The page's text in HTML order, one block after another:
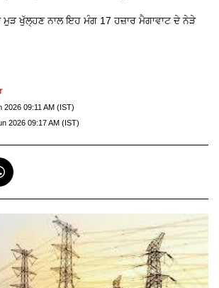
ਖੁੱਲ੍ਹਣ ਨਾਲ ਇਹ ਮੰਗ 17 ਹਜ਼ਾਰ ਮੈਗਾਵਾਟ ਦੇ ਨੇੜੇ
2026 09:11 AM (IST)
2026 09:17 AM (IST)